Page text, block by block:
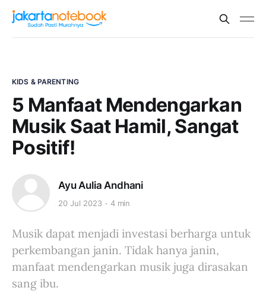
KIDS & PARENTING
5 Manfaat Mendengarkan
Musik Saat Hamil, Sangat
Positif!
Ayu Aulia Andhani
20 Jul 2023 4 min
Musik dapat menjadi investasi berharga untuk
perkembangan janin. Tidak hanya janin,
manfaat mendengarkan musik juga dirasakan
sang ibu.